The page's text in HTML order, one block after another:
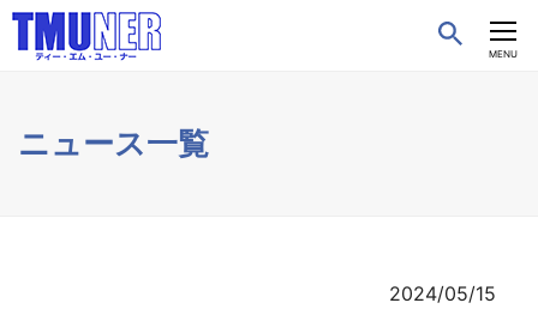
CLOSE
MENU
ニュース一覧
2024/05/15